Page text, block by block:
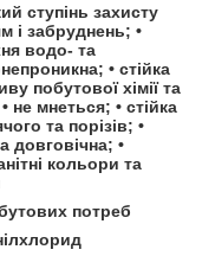
ступінь захисту
і забруднень; •
водо- та
• стійка
побутової хімії та
не мнеться; • стійка
та порізів; •
довговічна; •
кольори та
потреб